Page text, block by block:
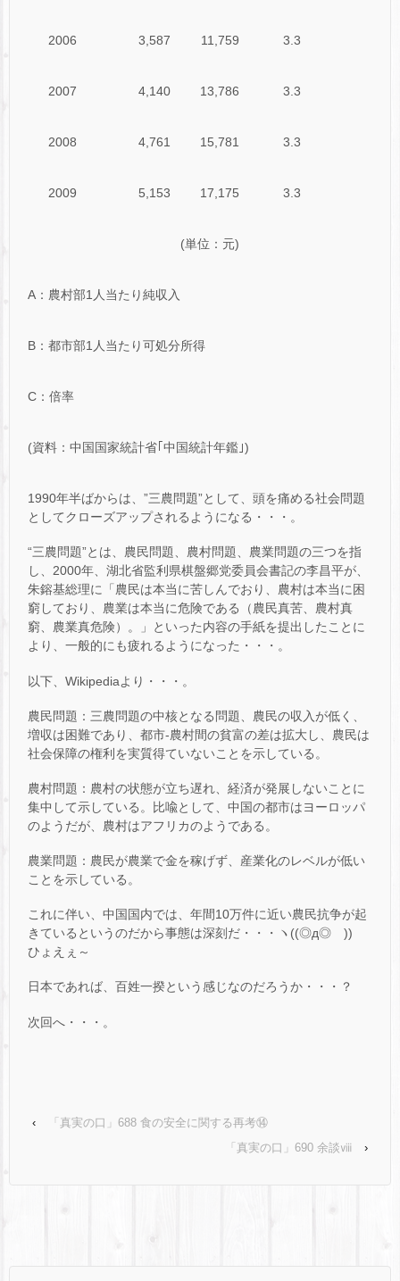
2006 3,587 11,759 3.3
2007 4,140 13,786 3.3
2008 4,761 15,781 3.3
2009 5,153 17,175 3.3
(単位：元)
A：農村部1人当たり純収入
B：都市部1人当たり可処分所得
C：倍率
(資料：中国国家統計省｢中国統計年鑑｣)
1990年半ばからは、”三農問題”として、頭を痛める社会問題
としてクローズアップされるようになる・・・。
“三農問題”とは、農民問題、農村問題、農業問題の三つを指
し、2000年、湖北省監利県棋盤郷党委員会書記の李昌平が、
朱鎔基総理に「農民は本当に苦しんでおり、農村は本当に困
窮しており、農業は本当に危険である（農民真苦、農村真
窮、農業真危険）。」といった内容の手紙を提出したことに
より、一般的にも疲れるようになった・・・。
以下、Wikipediaより・・・。
農民問題：三農問題の中核となる問題、農民の収入が低く、
増収は困難であり、都市-農村間の貧富の差は拡大し、農民は
社会保障の権利を実質得ていないことを示している。
農村問題：農村の状態が立ち遅れ、経済が発展しないことに
集中して示している。比喩として、中国の都市はヨーロッパ
のようだが、農村はアフリカのようである。
農業問題：農民が農業で金を稼げず、産業化のレベルが低い
ことを示している。
これに伴い、中国国内では、年間10万件に近い農民抗争が起
きているというのだから事態は深刻だ・・・ヽ((◎д◎ ))ゝ
ひょえぇ～
日本であれば、百姓一揆という感じなのだろうか・・・？
次回へ・・・。
‹
「真実の口」688 食の安全に関する再考⑭
「真実の口」690 余談ⅷ
›